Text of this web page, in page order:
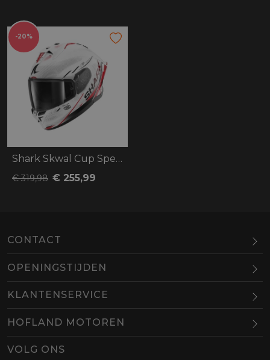
-20%
Shark Skwal Cup Speed-Tech
€ 319,98 € 255,99
CONTACT
BEL EMAIL
OPENINGSTIJDEN
Maandag
Dinsdag
10.00-18.00
Woensdag
Donderdag
KLANTENSERVICE
HOFLAND MOTOREN
VOLG ONS